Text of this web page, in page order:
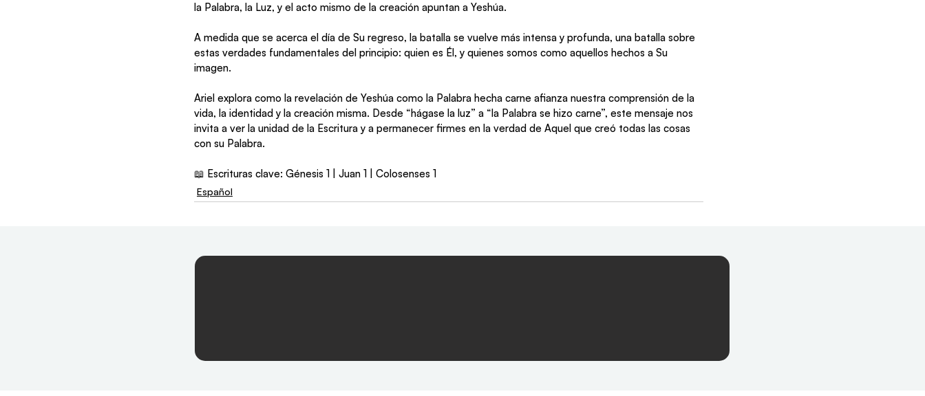
la Palabra, la Luz, y el acto mismo de la creación apuntan a Yeshúa.
A medida que se acerca el día de Su regreso, la batalla se vuelve más intensa y profunda, una batalla sobre
estas verdades fundamentales del principio: quien es Él, y quienes somos como aquellos hechos a Su
imagen.
Ariel explora como la revelación de Yeshúa como la Palabra hecha carne afianza nuestra comprensión de la
vida, la identidad y la creación misma. Desde “hágase la luz” a “la Palabra se hizo carne”, este mensaje nos
invita a ver la unidad de la Escritura y a permanecer firmes en la verdad de Aquel que creó todas las cosas
con su Palabra.
📖 Escrituras clave: Génesis 1 | Juan 1 | Colosenses 1
Español